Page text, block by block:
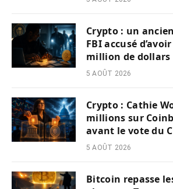
Crypto : un
FBI accusé
million de dollars
5 AOÛT 2026
Crypto : Cathie
millions sur
avant le vote du
5 AOÛT 2026
Bitcoin repasse